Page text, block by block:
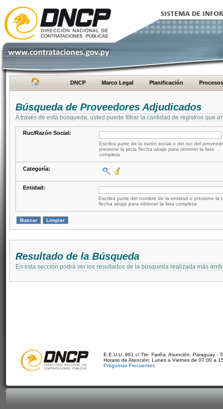
DNCP Marco Legal Planificación Procesos
Búsqueda de Proveedores Adjudicados
A través de esta búsqueda, usted puede filtrar la cantidad de registros que
Ruc/Razón Social:
Escriba parte de la razón social o del ruc del
presione la tecla flecha abajo para obtener la lista
completa
Categoría:
Entidad:
Escriba parte del nombre de la entidad o presione la
flecha abajo para obtener la lista completa
Resultado de la Búsqueda
En esta sección podrá ver los resultados de la búsqueda realizada más
E.E.U.U. 961 c/ Tte. Fariña. Asunción, Paraguay -
Horario de Atención: Lunes a Viernes de 07:00 a
Preguntas Frecuentes